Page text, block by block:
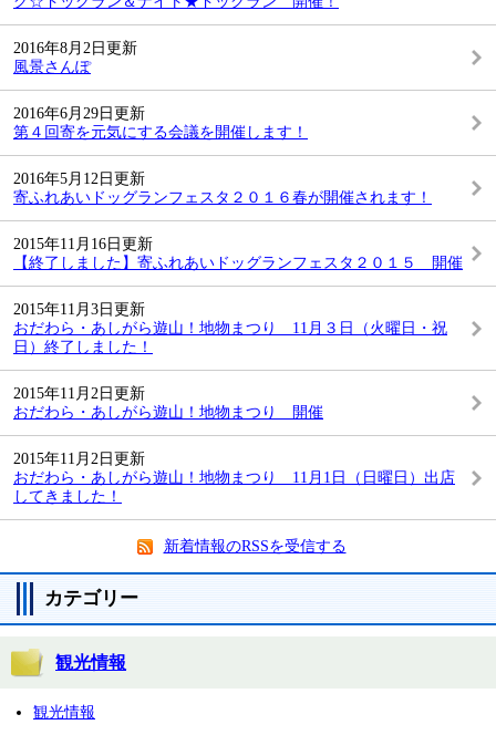
2016年8月2日更新
風景さんぽ
2016年6月29日更新
第４回寄を元気にする会議を開催します！
2016年5月12日更新
寄ふれあいドッグランフェスタ２０１６春が開催されます！
2015年11月16日更新
【終了しました】寄ふれあいドッグランフェスタ２０１５ 開催
2015年11月3日更新
おだわら・あしがら遊山！地物まつり 11月３日（火曜日・祝
日）終了しました！
2015年11月2日更新
おだわら・あしがら遊山！地物まつり 開催
2015年11月2日更新
おだわら・あしがら遊山！地物まつり 11月1日（日曜日）出店
してきました！
新着情報のRSSを受信する
カテゴリー
観光情報
観光情報